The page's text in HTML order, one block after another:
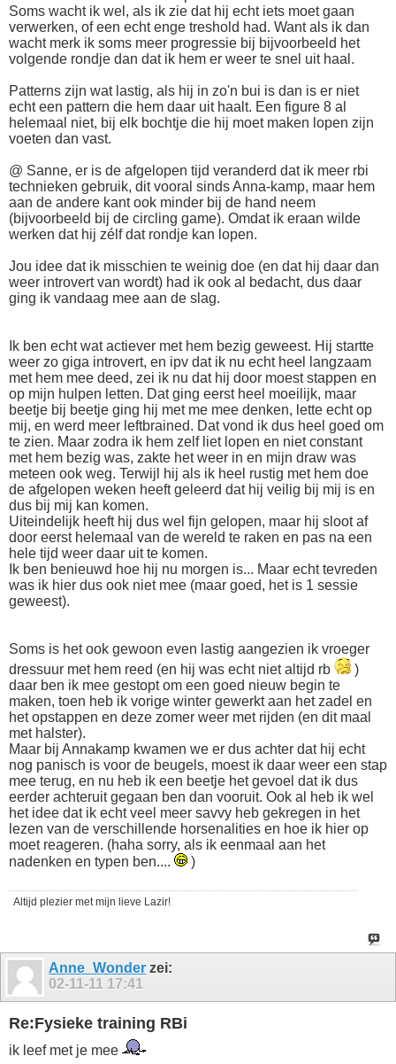
Soms wacht ik wel, als ik zie dat hij echt iets moet gaan
verwerken, of een echt enge treshold had. Want als ik dan
wacht merk ik soms meer progressie bij bijvoorbeeld het
volgende rondje dan dat ik hem er weer te snel uit haal.
Patterns zijn wat lastig, als hij in zo'n bui is dan is er niet
echt een pattern die hem daar uit haalt. Een figure 8 al
helemaal niet, bij elk bochtje die hij moet maken lopen zijn
voeten dan vast.
@ Sanne, er is de afgelopen tijd veranderd dat ik meer rbi
technieken gebruik, dit vooral sinds Anna-kamp, maar hem
aan de andere kant ook minder bij de hand neem
(bijvoorbeeld bij de circling game). Omdat ik eraan wilde
werken dat hij zélf dat rondje kan lopen.
Jou idee dat ik misschien te weinig doe (en dat hij daar dan
weer introvert van wordt) had ik ook al bedacht, dus daar
ging ik vandaag mee aan de slag.
Ik ben echt wat actiever met hem bezig geweest. Hij startte
weer zo giga introvert, en ipv dat ik nu echt heel langzaam
met hem mee deed, zei ik nu dat hij door moest stappen en
op mijn hulpen letten. Dat ging eerst heel moeilijk, maar
beetje bij beetje ging hij met me mee denken, lette echt op
mij, en werd meer leftbrained. Dat vond ik dus heel goed om
te zien. Maar zodra ik hem zelf liet lopen en niet constant
met hem bezig was, zakte het weer in en mijn draw was
meteen ook weg. Terwijl hij als ik heel rustig met hem doe
de afgelopen weken heeft geleerd dat hij veilig bij mij is en
dus bij mij kan komen.
Uiteindelijk heeft hij dus wel fijn gelopen, maar hij sloot af
door eerst helemaal van de wereld te raken en pas na een
hele tijd weer daar uit te komen.
Ik ben benieuwd hoe hij nu morgen is... Maar echt tevreden
was ik hier dus ook niet mee (maar goed, het is 1 sessie
geweest).
Soms is het ook gewoon even lastig aangezien ik vroeger
dressuur met hem reed (en hij was echt niet altijd rb
)
daar ben ik mee gestopt om een goed nieuw begin te
maken, toen heb ik vorige winter gewerkt aan het zadel en
het opstappen en deze zomer weer met rijden (en dit maal
met halster).
Maar bij Annakamp kwamen we er dus achter dat hij echt
nog panisch is voor de beugels, moest ik daar weer een stap
mee terug, en nu heb ik een beetje het gevoel dat ik dus
eerder achteruit gegaan ben dan vooruit. Ook al heb ik wel
het idee dat ik echt veel meer savvy heb gekregen in het
lezen van de verschillende horsenalities en hoe ik hier op
moet reageren. (haha sorry, als ik eenmaal aan het
nadenken en typen ben....
)
Altijd plezier met mijn lieve Lazir!
Anne_Wonder zei:
02-11-11 17:41
Re:Fysieke training RBi
ik leef met je mee